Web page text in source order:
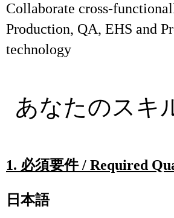
Collaborate
Production, QA, EHS and
technology
あなたのスキ
1. 必須要件/ Required
日本語